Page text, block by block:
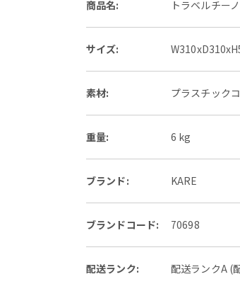
商品名: トラベルチー
サイズ:
素材: プラスチック
重量: 6 kg
ブランド: KARE
ブランドコード: 70698
配送ランク: 配送ランクA (